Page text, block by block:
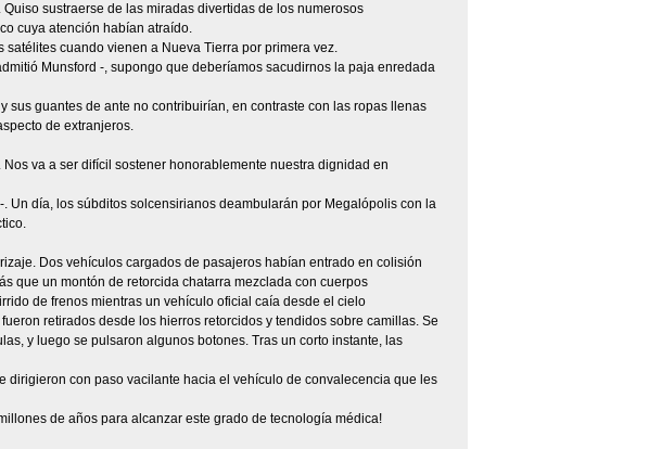
sustraerse de las miradas divertidas de los numerosos
cuya atención habían atraído.
cuando vienen a Nueva Tierra por primera vez.
Munsford -, supongo que deberíamos sacudirnos la paja enredada
guantes de ante no contribuirían, en contraste con las ropas llenas
de extranjeros.
va a ser difícil sostener honorablemente nuestra dignidad en
Un día, los súbditos solcensirianos deambularán por Megalópolis con la
Dos vehículos cargados de pasajeros habían entrado en colisión
que un montón de retorcida chatarra mezclada con cuerpos
de frenos mientras un vehículo oficial caía desde el cielo
retirados desde los hierros retorcidos y tendidos sobre camillas. Se
y luego se pulsaron algunos botones. Tras un corto instante, las
dirigieron con paso vacilante hacia el vehículo de convalecencia que les
de años para alcanzar este grado de tecnología médica!